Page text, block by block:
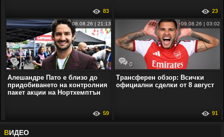
83 23
0
08.08.26 | 21:13
Алешандре Пато е близо до
придобиването на контролния
пакет акции на Нортхемптън
59
0
09.08.26 | 03:02
Трансферен обзор: Всички
официални сделки от 8 август
91
ВИДЕО